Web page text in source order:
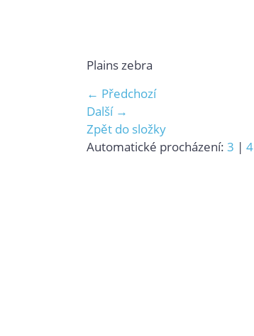
Plains zebra
← Předchozí
Další →
Zpět do složky
Automatické procházení: 3 | 4